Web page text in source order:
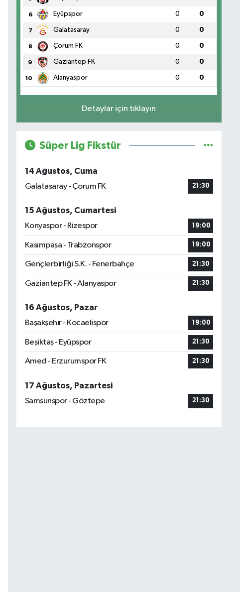
6 Eyüpspor 0 0
7 Galatasaray 0 0
8 Çorum FK 0 0
9 Gaziantep FK 0 0
10 Alanyaspor 0 0
Detaylar için tıklayın
Süper Lig Fikstür
14 Ağustos, Cuma
Galatasaray - Çorum FK
21:30
15 Ağustos, Cumartesi
Konyaspor - Rizespor
19:00
Kasımpaşa - Trabzonspor 19:00
Gençlerbirliği S.K. - Fenerbahçe 21:30
Gaziantep FK - Alanyaspor 21:30
16 Ağustos, Pazar
Başakşehir - Kocaelispor
19:00
Beşiktaş - Eyüpspor 21:30
Amed - Erzurumspor FK 21:30
17 Ağustos, Pazartesi
Samsunspor - Göztepe
21:30